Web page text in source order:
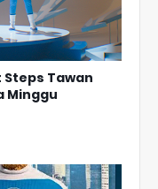
Steps Tawan
Minggu